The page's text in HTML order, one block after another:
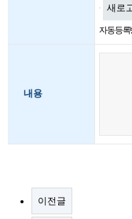
새로
자동등록
내용
이전글